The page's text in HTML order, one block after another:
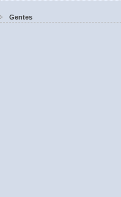
Gentes